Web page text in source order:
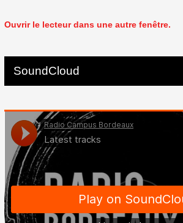
Ouvrir le lecteur dans une autre fenêtre.
SoundCloud